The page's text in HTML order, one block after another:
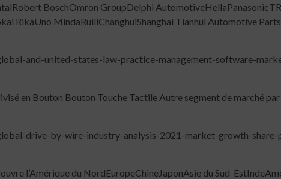
BoschOmron GroupDelphi
RikaUno MindaRuiliChanghuiShanghai Tianhui Automotive
and-united-states-law-practice-management-software-
en Bouton Bouton Touche Tactile Autre segment de marché
drive-by-wire-industry-analysis-2021-market-growth-
l’Amérique du NordEuropeChineJaponAsie du Sud-